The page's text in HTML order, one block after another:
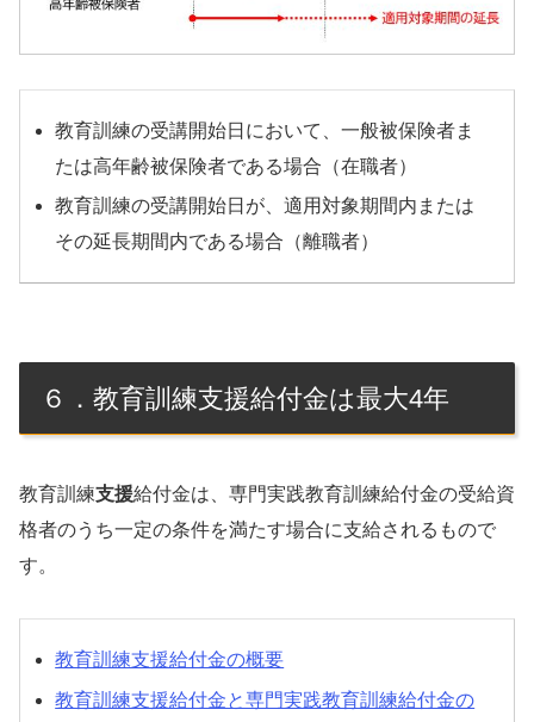
教育訓練の受講開始日において、一般被保険者ま
たは高年齢被保険者である場合（在職者）
教育訓練の受講開始日が、適用対象期間内または
その延長期間内である場合（離職者）
６．教育訓練支援給付金は最大4年
教育訓練支援給付金は、専門実践教育訓練給付金の受給資
格者のうち一定の条件を満たす場合に支給されるもので
す。
教育訓練支援給付金の概要
教育訓練支援給付金と専門実践教育訓練給付金の